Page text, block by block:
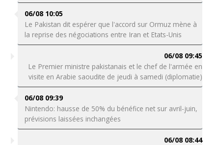
06/08 10:05
Le Pakistan dit espérer que l'accord sur Ormuz mène à
la reprise des négociations entre Iran et Etats-Unis
06/08 09:45
Le Premier ministre pakistanais et le chef de l'armée en
visite en Arabie saoudite de jeudi à samedi (diplomatie)
06/08 09:39
Nintendo: hausse de 50% du bénéfice net sur avril-juin,
prévisions laissées inchangées
06/08 08:44